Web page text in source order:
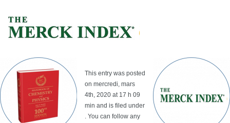
This entry was posted
on mercredi, mars
4th, 2020 at 17 h 09
min and is filed under
. You can follow any